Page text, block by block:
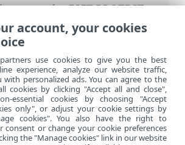
pomoć>ESET PROTECT
>Instalacija ESET
agenta
> Dodavanje
RD Sensora
account, your cookies
use cookies to give you the best
experience, analyze our website traffic,
with personalized ads. You can agree to the
cookies by clicking "Accept all and close",
essential cookies by choosing "Accept
only", or adjust your cookie settings by
cookies". You also have the right to
consent or change your cookie preferences
the "Manage cookies" link in our website